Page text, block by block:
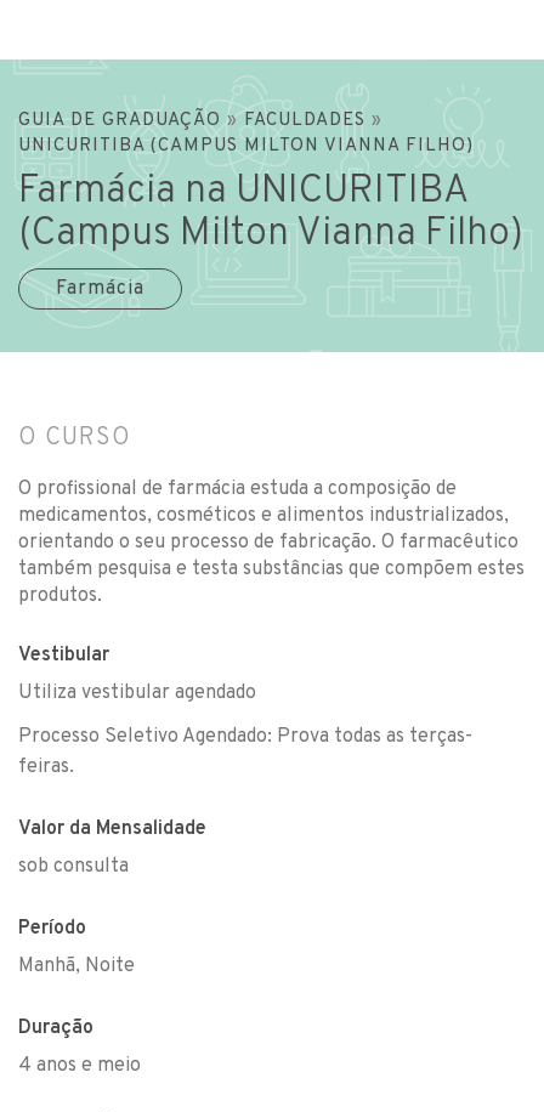
GUIA DE GRADUAÇÃO »FACULDADES »
UNICURITIBA (CAMPUS MILTON VIANNA FILHO)
Farmácia na UNICURITIBA
(Campus Milton Vianna Filho)
Farmácia
O CURSO
O profissional de farmácia estuda a composição de
medicamentos, cosméticos e alimentos industrializados,
orientando o seu processo de fabricação. O farmacêutico
também pesquisa e testa substâncias que compõem estes
produtos.
Vestibular
Utiliza vestibular agendado
Processo Seletivo Agendado: Prova todas as terças-
feiras.
Valor da Mensalidade
sob consulta
Período
Manhã, Noite
Duração
4 anos e meio